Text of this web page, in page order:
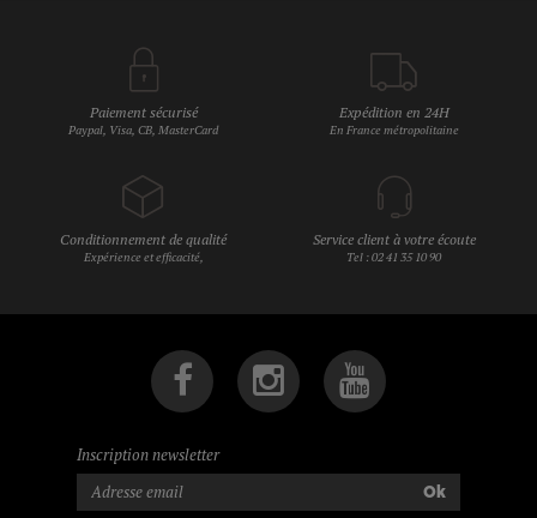
Paiement sécurisé
Paypal, Visa, CB, MasterCard
Expédition en 24H
En France métropolitaine
Conditionnement de qualité
Expérience et efficacité,
Service client à votre écoute
Tel : 02 41 35 10 90
Inscription newsletter
Ok